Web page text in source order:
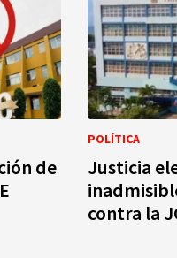
de
POLÍTICA
Justicia
contra la